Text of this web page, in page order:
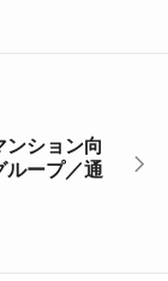
ンション向
ループ／通